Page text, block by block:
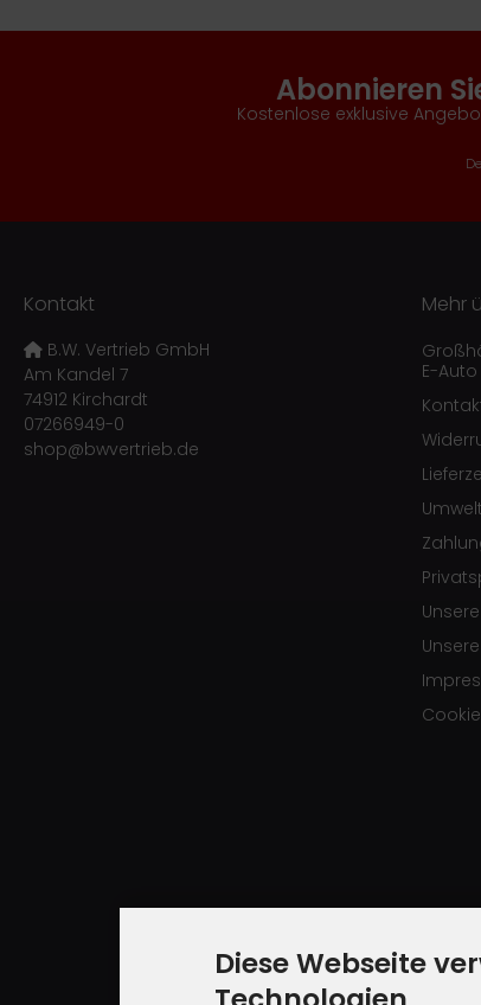
Abonnieren
Kostenlose exklusive
Kontakt
B.W. Vertrieb GmbH
Am Kandel 7
74912 Kirchardt
07266949-0
shop@bwvertrieb.de
Mehr
E-
Diese Webseite